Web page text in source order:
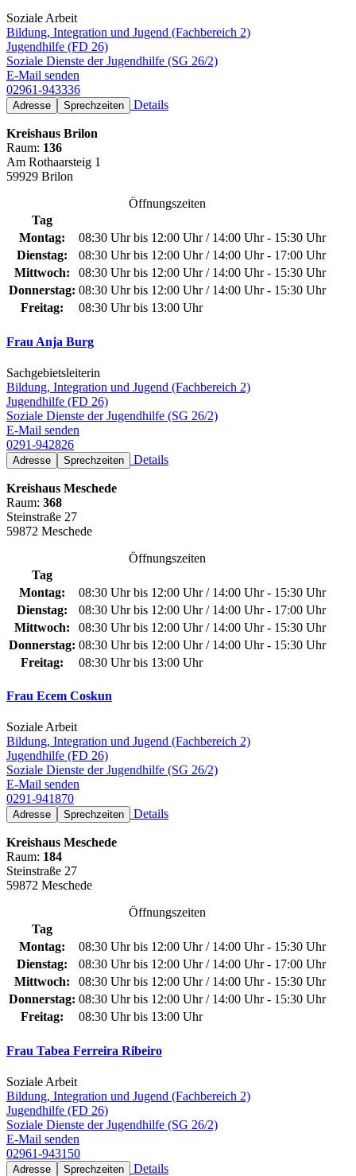
Soziale Arbeit
Bildung, Integration und Jugend (Fachbereich 2)
Jugendhilfe (FD 26)
Soziale Dienste der Jugendhilfe (SG 26/2)
E-Mail senden
02961-943336
Adresse Sprechzeiten Details
Kreishaus Brilon
Raum: 136
Am Rothaarsteig 1
59929 Brilon
Öffnungszeiten
Tag
Montag:
08:30 Uhr bis 12:00 Uhr / 14:00 Uhr - 15:30 Uhr
Dienstag:
08:30 Uhr bis 12:00 Uhr / 14:00 Uhr - 17:00 Uhr
Mittwoch:
08:30 Uhr bis 12:00 Uhr / 14:00 Uhr - 15:30 Uhr
Donnerstag: 08:30 Uhr bis 12:00 Uhr / 14:00 Uhr - 15:30 Uhr
Freitag:
08:30 Uhr bis 13:00 Uhr
Frau Anja Burg
Sachgebietsleiterin
Bildung, Integration und Jugend (Fachbereich 2)
Jugendhilfe (FD 26)
Soziale Dienste der Jugendhilfe (SG 26/2)
E-Mail senden
0291-942826
Adresse Sprechzeiten Details
Kreishaus Meschede
Raum: 368
Steinstraße 27
59872 Meschede
Öffnungszeiten
Tag
Montag:
08:30 Uhr bis 12:00 Uhr / 14:00 Uhr - 15:30 Uhr
Dienstag:
08:30 Uhr bis 12:00 Uhr / 14:00 Uhr - 17:00 Uhr
Mittwoch:
08:30 Uhr bis 12:00 Uhr / 14:00 Uhr - 15:30 Uhr
Donnerstag: 08:30 Uhr bis 12:00 Uhr / 14:00 Uhr - 15:30 Uhr
Freitag:
08:30 Uhr bis 13:00 Uhr
Frau Ecem Coskun
Soziale Arbeit
Bildung, Integration und Jugend (Fachbereich 2)
Jugendhilfe (FD 26)
Soziale Dienste der Jugendhilfe (SG 26/2)
E-Mail senden
0291-941870
Adresse Sprechzeiten Details
Kreishaus Meschede
Raum: 184
Steinstraße 27
59872 Meschede
Öffnungszeiten
Tag
Montag:
08:30 Uhr bis 12:00 Uhr / 14:00 Uhr - 15:30 Uhr
Dienstag:
08:30 Uhr bis 12:00 Uhr / 14:00 Uhr - 17:00 Uhr
Mittwoch:
08:30 Uhr bis 12:00 Uhr / 14:00 Uhr - 15:30 Uhr
Donnerstag: 08:30 Uhr bis 12:00 Uhr / 14:00 Uhr - 15:30 Uhr
Freitag:
08:30 Uhr bis 13:00 Uhr
Frau Tabea Ferreira Ribeiro
Soziale Arbeit
Bildung, Integration und Jugend (Fachbereich 2)
Jugendhilfe (FD 26)
Soziale Dienste der Jugendhilfe (SG 26/2)
E-Mail senden
02961-943150
Adresse Sprechzeiten Details